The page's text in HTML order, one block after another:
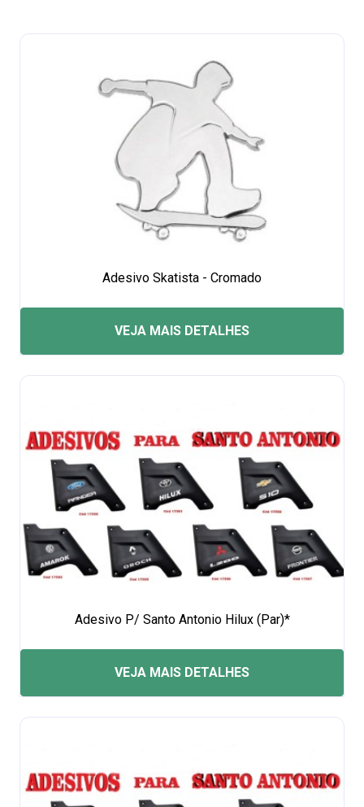
Adesivo Skatista - Cromado
VEJA MAIS DETALHES
Adesivo P/ Santo Antonio Hilux (Par)*
VEJA MAIS DETALHES